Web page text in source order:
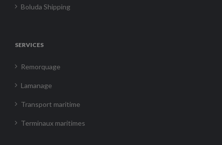
Boluda Shipping
SERVICES
Remorquage
Lamanage
Transport maritime
Terminaux maritimes